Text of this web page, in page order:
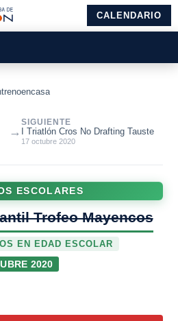
CALENDARIO
SIGUIENTE
I Triatlón Cros No Drafting Tauste
17 octubre 2020
→
ESCOLARES
Trofeo Mayencos
EN EDAD ESCOLAR
2020